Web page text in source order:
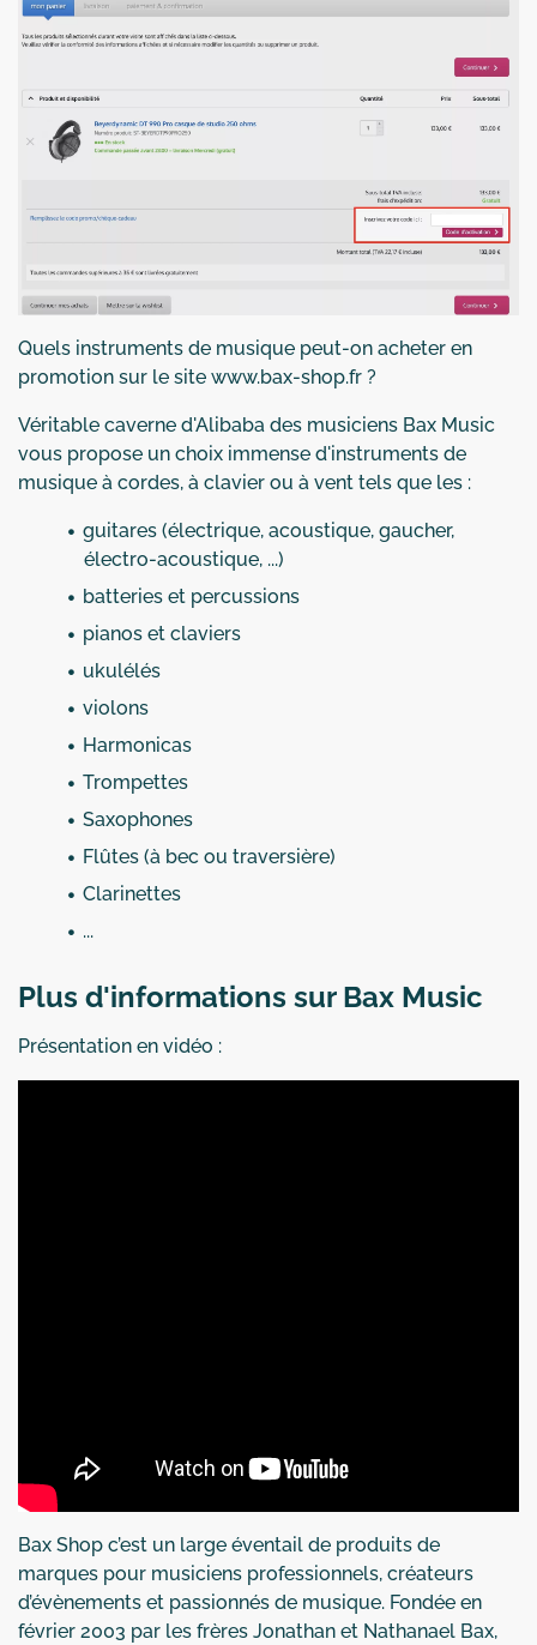
Quels instruments de musique peut-on acheter en
promotion sur le site www.bax-shop.fr ?
Véritable caverne d'Alibaba des musiciens Bax Music
vous propose un choix immense d'instruments de
musique à cordes, à clavier ou à vent tels que les :
guitares (électrique, acoustique, gaucher,
électro-acoustique, ...)
batteries et percussions
pianos et claviers
ukulélés
violons
Harmonicas
Trompettes
Saxophones
Flûtes (à bec ou traversière)
Clarinettes
...
Plus d'informations sur Bax Music
Présentation en vidéo :
Bax Shop c’est un large éventail de produits de
marques pour musiciens professionnels, créateurs
d’évènements et passionnés de musique. Fondée en
février 2003 par les frères Jonathan et Nathanael Bax,